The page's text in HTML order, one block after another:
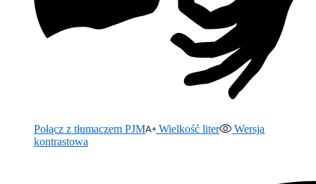
Połącz z tłumaczem PJM Wielkość liter
Wersja
kontrastowa